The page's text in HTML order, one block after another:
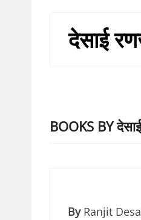
देसाई
BOOKS BY
By Ranjit